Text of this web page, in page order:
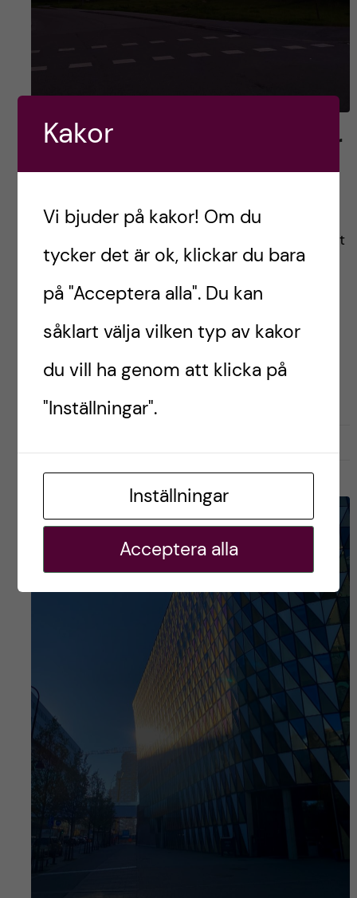
Vikten av att byta miljö när
man pluggar
Hej kära studenter hoppas att allt är super bra
med er! Idag tänkte jag att jag dela med mig ett
litet tips som har hjälpt mig hålla motivationen
uppe under […]
Postad av Daniela, psykologstudent
Kakor
Vi bjuder på kakor! Om du
tycker det är ok, klickar du bara
på "Acceptera alla". Du kan
såklart välja vilken typ av kakor
du vill ha genom att klicka på
"Inställningar".
Inställningar
Acceptera alla